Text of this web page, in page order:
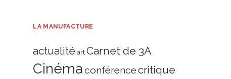
LA MANUFACTURE
actualité art Carnet de 3A
Cinémaconférencecritique